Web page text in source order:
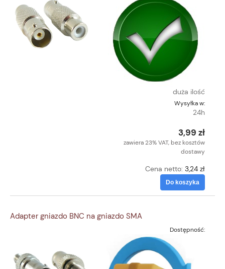
duża ilość
Wysyłka w:
24h
3,99 zł
zawiera 23% VAT, bez kosztów
dostawy
Cena netto: 3,24 zł
Do koszyka
Adapter gniazdo BNC na gniazdo SMA
Dostępność: